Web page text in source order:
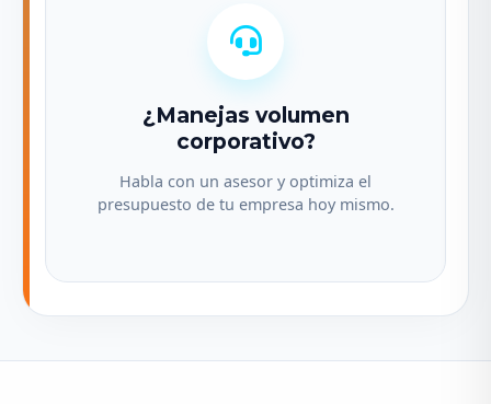
¿Manejas volumen
corporativo?
Habla con un asesor y optimiza el
presupuesto de tu empresa hoy mismo.